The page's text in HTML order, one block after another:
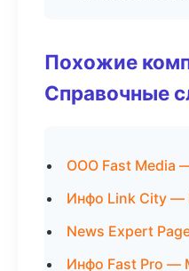
Похожие
Справочные
ООО Fast Media
Инфо Link City
News Expert
Инфо Fast Pro —